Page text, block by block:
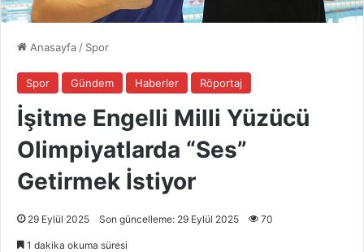
Anasayfa / Spor
Spor Gündem Haberler Röportaj
İşitme Engelli Milli Yüzücü
Olimpiyatlarda “Ses”
Getirmek İstiyor
29 Eylül 2025 Son güncelleme: 29 Eylül 2025 70
1 dakika okuma süresi